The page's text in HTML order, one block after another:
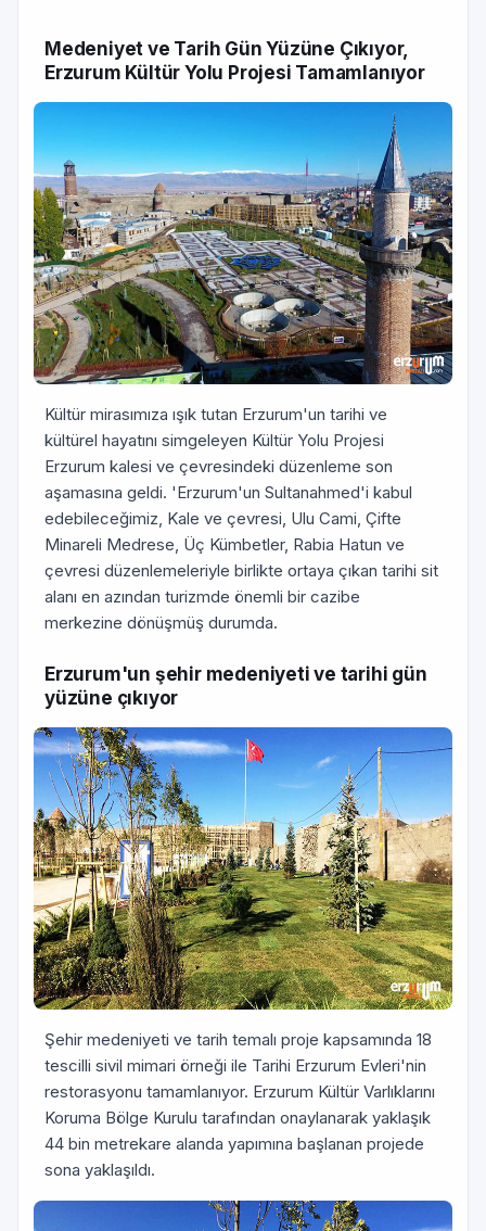
Medeniyet ve Tarih Gün Yüzüne Çıkıyor,
Erzurum Kültür Yolu Projesi Tamamlanıyor
Kültür mirasımıza ışık tutan Erzurum'un tarihi ve
kültürel hayatını simgeleyen Kültür Yolu Projesi
Erzurum kalesi ve çevresindeki düzenleme son
aşamasına geldi. 'Erzurum'un Sultanahmed'i kabul
edebileceğimiz, Kale ve çevresi, Ulu Cami, Çifte
Minareli Medrese, Üç Kümbetler, Rabia Hatun ve
çevresi düzenlemeleriyle birlikte ortaya çıkan tarihi sit
alanı en azından turizmde önemli bir cazibe
merkezine dönüşmüş durumda.
Erzurum'un şehir medeniyeti ve tarihi gün
yüzüne çıkıyor
Şehir medeniyeti ve tarih temalı proje kapsamında 18
tescilli sivil mimari örneği ile Tarihi Erzurum Evleri'nin
restorasyonu tamamlanıyor. Erzurum Kültür Varlıklarını
Koruma Bölge Kurulu tarafından onaylanarak yaklaşık
44 bin metrekare alanda yapımına başlanan projede
sona yaklaşıldı.